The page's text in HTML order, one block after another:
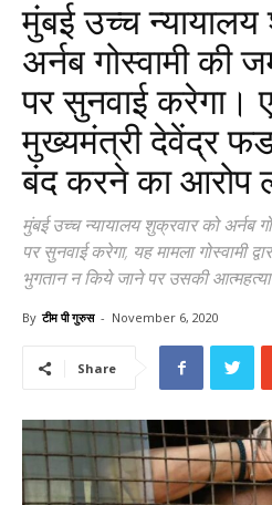
मुंबई उच्च
अर्नब गोस्वामी की
पर सुनवाई करेगा।
मुख्यमंत्री देवेंद्र
बंद करने का आरोप
मुंबई उच्च न्यायालय शुक्रवार को अर्नब
पर सुनवाई करेगा, यह मामला गोस्वामी
भुगतान न किये जाने पर उसकी आत्महत्या
By टीम पी गुरुस - November 6, 2020
Share